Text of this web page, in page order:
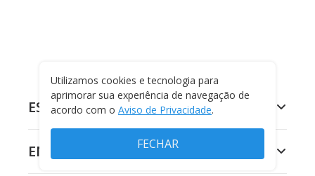
ESPORTES
ENTRETENIMENTO
Utilizamos cookies e tecnologia para
aprimorar sua experiência de navegação de
acordo com o Aviso de Privacidade.
FECHAR